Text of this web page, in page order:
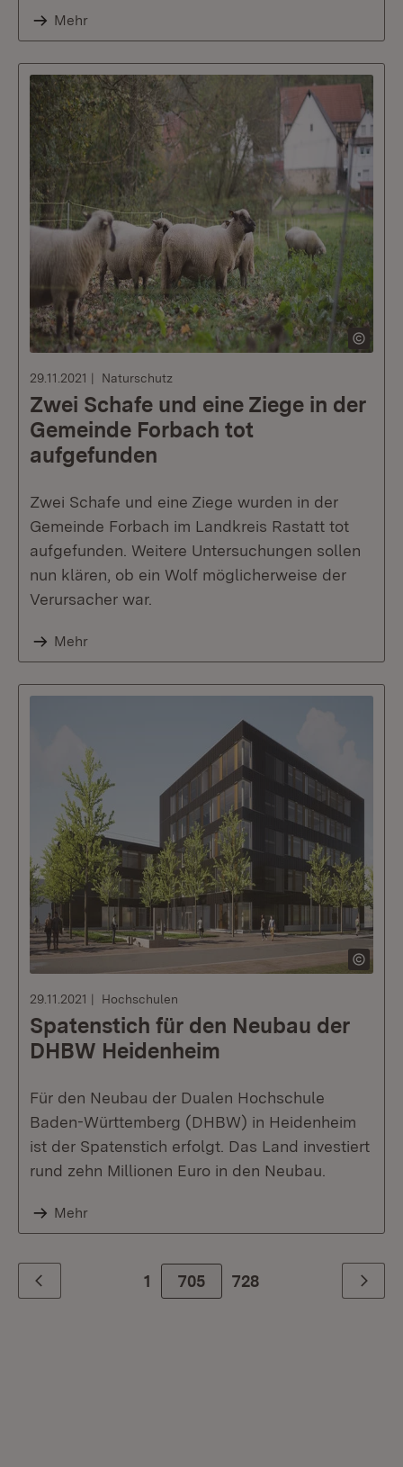
Mehr
29.11.2021 Naturschutz
Zwei Schafe und eine Ziege in der
Gemeinde Forbach tot
aufgefunden
Zwei Schafe und eine Ziege wurden in der
Gemeinde Forbach im Landkreis Rastatt tot
aufgefunden. Weitere Untersuchungen sollen
nun klären, ob ein Wolf möglicherweise der
Verursacher war.
Mehr
29.11.2021 Hochschulen
Spatenstich für den Neubau der
DHBW Heidenheim
Für den Neubau der Dualen Hochschule
Baden-Württemberg (DHBW) in Heidenheim
ist der Spatenstich erfolgt. Das Land investiert
rund zehn Millionen Euro in den Neubau.
Mehr
Zurück 1 705 Zur letzte Seite
728 Weiter